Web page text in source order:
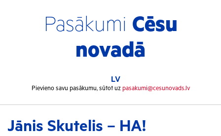
Pasākumi Cēsu
novadā
LV
Pievieno savu pasākumu, sūtot uz pasakumi@cesunovads.lv
Jānis Skutelis – HA!